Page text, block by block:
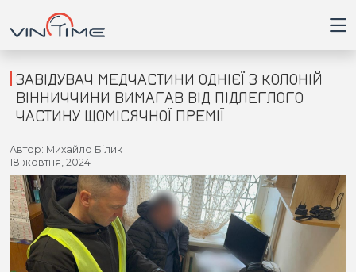
Головна
Війна
Новини
Кримінал
ЗАВІДУВАЧ МЕДЧАСТИНИ ОДНІЄЇ З КОЛОНІЙ
ВІННИЧЧИНИ ВИМАГАВ ВІД ПІДЛЕГЛОГО
ЧАСТИНУ ЩОМІСЯЧНОЇ ПРЕМІЇ
Автор: Михайло Білик
18 жовтня, 2024